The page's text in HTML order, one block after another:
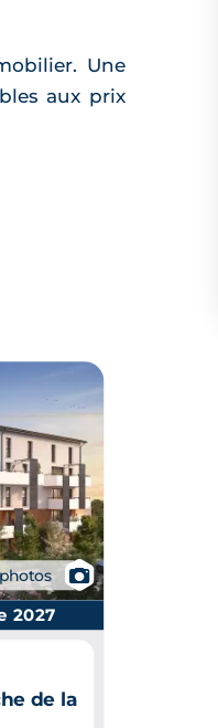
Une
aux prix
📷
2027
de la